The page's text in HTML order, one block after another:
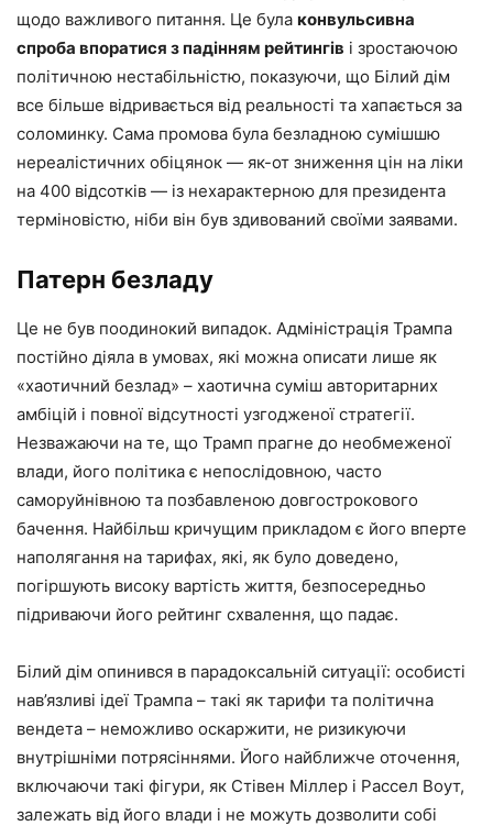
щодо важливого питання. Це була конвульсивна
спроба впоратися з падінням рейтингів і зростаючою
політичною нестабільністю, показуючи, що Білий дім
все більше відривається від реальності та хапається за
соломинку. Сама промова була безладною сумішшю
нереалістичних обіцянок — як-от зниження цін на ліки
на 400 відсотків — із нехарактерною для президента
терміновістю, ніби він був здивований своїми заявами.
Патерн безладу
Це не був поодинокий випадок. Адміністрація Трампа
постійно діяла в умовах, які можна описати лише як
«хаотичний безлад» – хаотична суміш авторитарних
амбіцій і повної відсутності узгодженої стратегії.
Незважаючи на те, що Трамп прагне до необмеженої
влади, його політика є непослідовною, часто
саморуйнівною та позбавленою довгострокового
бачення. Найбільш кричущим прикладом є його вперте
наполягання на тарифах, які, як було доведено,
погіршують високу вартість життя, безпосередньо
підриваючи його рейтинг схвалення, що падає.
Білий дім опинився в парадоксальній ситуації: особисті
нав’язливі ідеї Трампа – такі як тарифи та політична
вендета – неможливо оскаржити, не ризикуючи
внутрішніми потрясіннями. Його найближче оточення,
включаючи такі фігури, як Стівен Міллер і Рассел Воут,
залежать від його влади і не можуть дозволити собі